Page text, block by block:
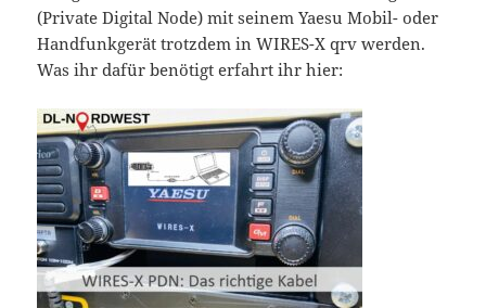
(Private Digital Node) mit seinem Yaesu Mobil- oder
Handfunkgerät trotzdem in WIRES-X qrv werden.
Was ihr dafür benötigt erfahrt ihr hier: